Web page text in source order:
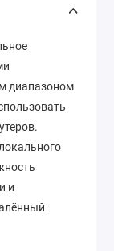
диапазоном
и